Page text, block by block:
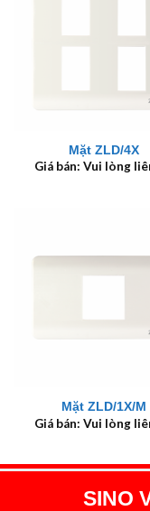
Mặt ZLD/4X
Giá bán: Vui lòng
Mặt ZLD/1X/M
Giá bán: Vui lòng
SINO